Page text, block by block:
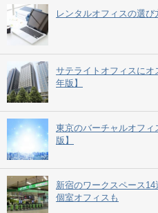
レンタルオフィスの選び
サテライトオフィスにオ
年版】
東京のバーチャルオフィ
版】
新宿のワークスペース
個室オフィスも